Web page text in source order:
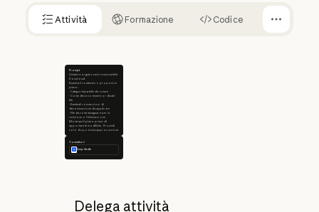
Attività Formazione Codice
Prompt
Aiutami a organizzare la mia cartella
Download.
Esamina il contenuto e proponi un
piano:
- Categorie/cartelle da creare
- Come devono essere ordinati i
file
- Eventuali convenzioni di
denominazione da applicare
- File da contrassegnare per la
revisione o l'eliminazione
Mostrami il piano prima di
apportare le modifiche. Procedi
solo dopo la mia approvazione.
Connettori
Amplitude
Delega attività